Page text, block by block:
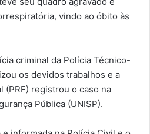
vindo ao óbito às
criminal da Polícia Técnico-
os devidos trabalhos e a
(PRF) registrou o caso na
Pública (UNISP).